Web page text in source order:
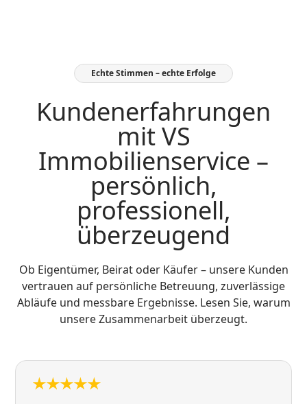
Echte Stimmen – echte Erfolge
Kundenerfahrungen
mit VS
Immobilienservice –
persönlich,
professionell,
überzeugend
Ob Eigentümer, Beirat oder Käufer – unsere Kunden
vertrauen auf persönliche Betreuung, zuverlässige
Abläufe und messbare Ergebnisse. Lesen Sie, warum
unsere Zusammenarbeit überzeugt.